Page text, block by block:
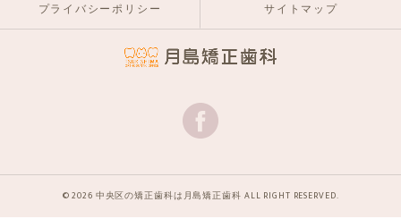
プライバシーポリシー サイトマップ
© 2026 中央区の矯正歯科は月島矯正歯科 ALL RIGHT RESERVED.